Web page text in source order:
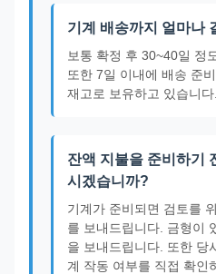
기계 배송까지 얼마나
보통 확정 후 30~40일 정
또한 7일 이내에 배송 준
재고로 보유하고 있습니다.
잔액 지불을 준비하기
시겠습니까?
기계가 준비되면 검토를
를 보내드립니다. 금형이
을 보내드립니다. 또한 당
계 작동 여부를 직접 확인